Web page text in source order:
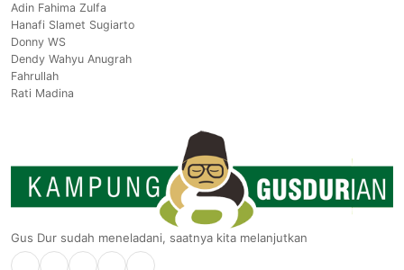
Adin Fahima Zulfa
Hanafi Slamet Sugiarto
Donny WS
Dendy Wahyu Anugrah
Fahrullah
Rati Madina
Gus Dur sudah meneladani, saatnya kita melanjutkan